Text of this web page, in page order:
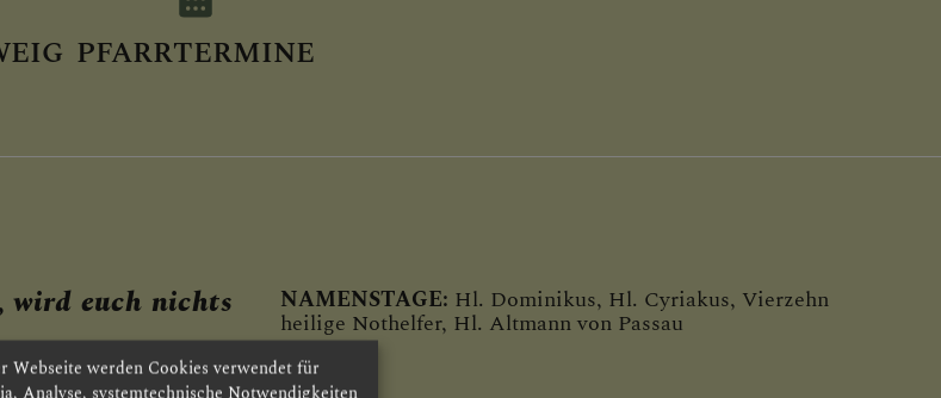
PFARRTERMINE
wird euch nichts NAMENSTAGE: Hl. Dominikus, Hl. Cyriakus, Vierzehn
heilige Nothelfer, Hl. Altmann von Passau
Webseite werden Cookies verwendet für
Analyse, systemtechnische Notwendigkeiten